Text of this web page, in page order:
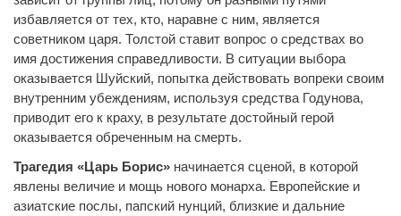
избавляется от тех, кто, наравне с ним, является
советником царя. Толстой ставит вопрос о средствах во
имя достижения справедливости. В ситуации выбора
оказывается Шуйский, попытка действовать вопреки своим
внутренним убеждениям, используя средства Годунова,
приводит его к краху, в результате достойный герой
оказывается обреченным на смерть.
Трагедия «Царь Борис» начинается сценой, в которой
явлены величие и мощь нового монарха. Европейские и
азиатские послы, папский нунций, близкие и дальние